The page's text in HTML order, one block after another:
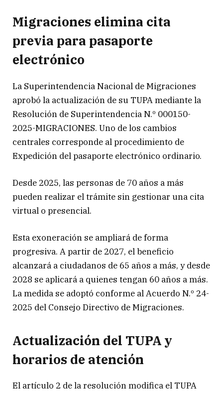
Migraciones elimina cita
previa para pasaporte
electrónico
La Superintendencia Nacional de Migraciones
aprobó la actualización de su TUPA mediante la
Resolución de Superintendencia N.º 000150-
2025-MIGRACIONES. Uno de los cambios
centrales corresponde al procedimiento de
Expedición del pasaporte electrónico ordinario.
Desde 2025, las personas de 70 años a más
pueden realizar el trámite sin gestionar una cita
virtual o presencial.
Esta exoneración se ampliará de forma
progresiva. A partir de 2027, el beneficio
alcanzará a ciudadanos de 65 años a más, y desde
2028 se aplicará a quienes tengan 60 años a más.
La medida se adoptó conforme al Acuerdo N.º 24-
2025 del Consejo Directivo de Migraciones.
Actualización del TUPA y
horarios de atención
El artículo 2 de la resolución modifica el TUPA